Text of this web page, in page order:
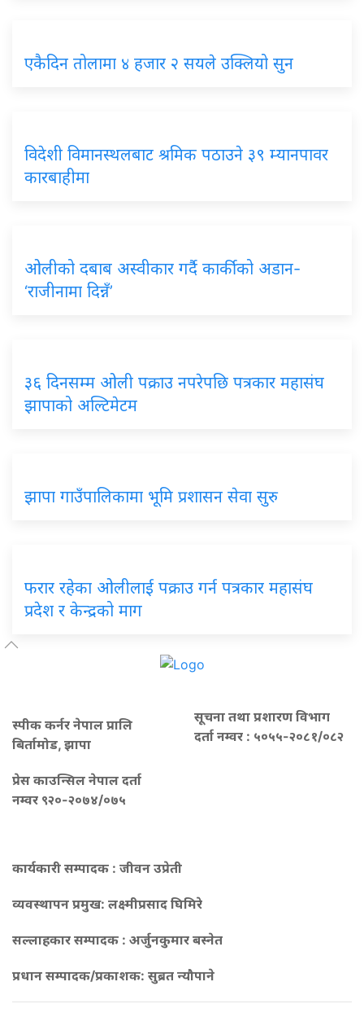
एकैदिन तोलामा ४ हजार २ सयले उक्लियो सुन
विदेशी विमानस्थलबाट श्रमिक पठाउने ३९ म्यानपावर
कारबाहीमा
ओलीको दबाब अस्वीकार गर्दै कार्कीको अडान-
‘राजीनामा दिन्नँ’
३६ दिनसम्म ओली पक्राउ नपरेपछि पत्रकार महासंघ
झापाको अल्टिमेटम
झापा गाउँपालिकामा भूमि प्रशासन सेवा सुरु
फरार रहेका ओलीलाई पक्राउ गर्न पत्रकार महासंघ
प्रदेश र केन्द्रको माग
स्पीक कर्नर नेपाल प्रालि
बिर्तामोड, झापा
प्रेस काउन्सिल नेपाल दर्ता
नम्वर ९२०-२०७४/०७५
सूचना तथा प्रशारण विभाग
दर्ता नम्वर : ५०५५-२०८१/०८२
कार्यकारी सम्पादक : जीवन उप्रेती
व्यवस्थापन प्रमुख: लक्ष्मीप्रसाद घिमिरे
सल्लाहकार सम्पादक : अर्जुनकुमार बस्नेत
प्रधान सम्पादक/प्रकाशक: सुब्रत न्यौपाने